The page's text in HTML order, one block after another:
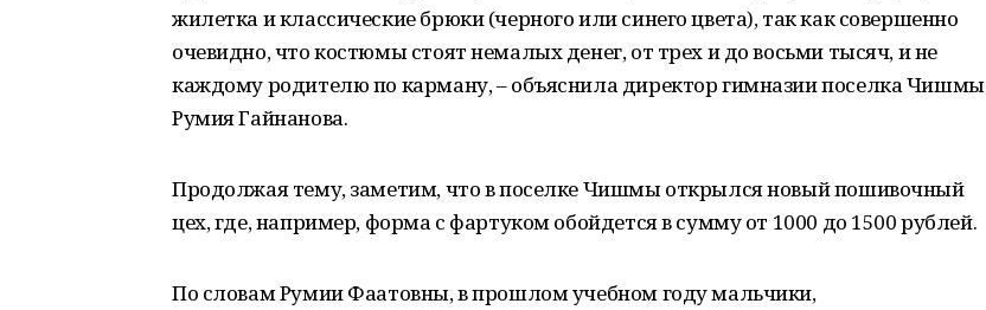
жилетка и классические брюки (черного или синего цвета), так как совершенно
очевидно, что костюмы стоят немалых денег, от трех и до восьми тысяч, и не
каждому родителю по карману, – объяснила директор гимназии поселка Чишмы
Румия Гайнанова.
Продолжая тему, заметим, что в поселке Чишмы открылся новый пошивочный
цех, где, например, форма с фартуком обойдется в сумму от 1000 до 1500 рублей.
По словам Румии Фаатовны, в прошлом учебном году мальчики,